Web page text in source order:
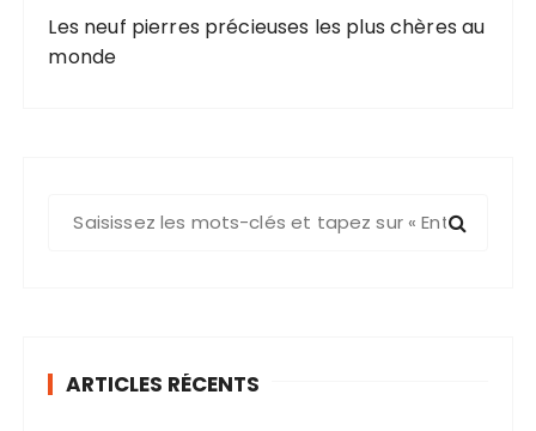
Les neuf pierres précieuses les plus chères au
monde
ARTICLES RÉCENTS